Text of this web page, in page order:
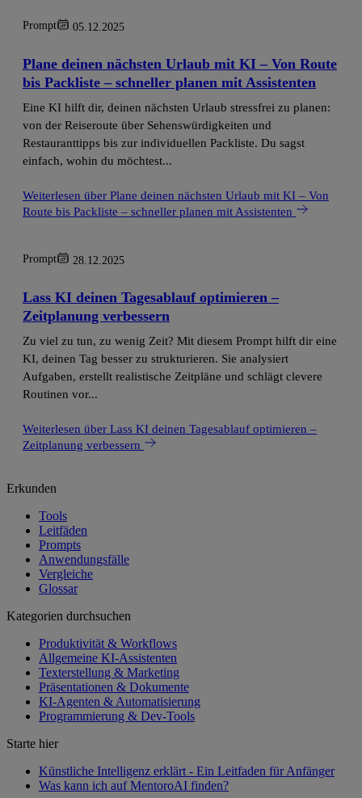
Prompt 05.12.2025
Plane deinen nächsten Urlaub mit KI – Von Route
bis Packliste – schneller planen mit Assistenten
Eine KI hilft dir, deinen nächsten Urlaub stressfrei zu planen:
von der Reiseroute über Sehenswürdigkeiten und
Restauranttipps bis zur individuellen Packliste. Du sagst
einfach, wohin du möchtest...
Weiterlesen über Plane deinen nächsten Urlaub mit KI – Von
Route bis Packliste – schneller planen mit Assistenten
Prompt 28.12.2025
Lass KI deinen Tagesablauf optimieren –
Zeitplanung verbessern
Zu viel zu tun, zu wenig Zeit? Mit diesem Prompt hilft dir eine
KI, deinen Tag besser zu strukturieren. Sie analysiert
Aufgaben, erstellt realistische Zeitpläne und schlägt clevere
Routinen vor...
Weiterlesen über Lass KI deinen Tagesablauf optimieren –
Zeitplanung verbessern
Erkunden
Tools
Leitfäden
Prompts
Anwendungsfälle
Vergleiche
Glossar
Kategorien durchsuchen
Produktivität & Workflows
Allgemeine KI-Assistenten
Texterstellung & Marketing
Präsentationen & Dokumente
KI-Agenten & Automatisierung
Programmierung & Dev-Tools
Starte hier
Künstliche Intelligenz erklärt - Ein Leitfaden für Anfänger
Was kann ich auf MentoroAI finden?